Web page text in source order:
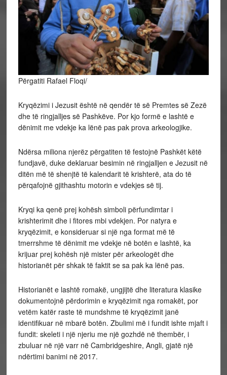
Përgatiti Rafael Floqi/
Kryqëzimi i Jezusit është në qendër të së Premtes së Zezë
dhe të ringjalljes së Pashkëve. Por kjo formë e lashtë e
dënimit me vdekje ka lënë pas pak prova arkeologjike.
Ndërsa miliona njerëz përgatiten të festojnë Pashkët këtë
fundjavë, duke deklaruar besimin në ringjalljen e Jezusit në
ditën më të shenjtë të kalendarit të krishterë, ata do të
përqafojnë gjithashtu motorin e vdekjes së tij.
Kryqi ka qenë prej kohësh simboli përfundimtar i
krishterimit dhe i fitores mbi vdekjen. Por natyra e
kryqëzimit, e konsideruar si një nga format më të
tmerrshme të dënimit me vdekje në botën e lashtë, ka
krijuar prej kohësh një mister për arkeologët dhe
historianët për shkak të faktit se sa pak ka lënë pas.
Historianët e lashtë romakë, ungjijtë dhe literatura klasike
dokumentojnë përdorimin e kryqëzimit nga romakët, por
vetëm katër raste të mundshme të kryqëzimit janë
identifikuar në mbarë botën. Zbulimi më i fundit ishte mjaft i
fundit: skeleti i një njeriu me një gozhdë në thembër, i
zbuluar në një varr në Cambridgeshire, Angli, gjatë një
ndërtimi banimi në 2017.